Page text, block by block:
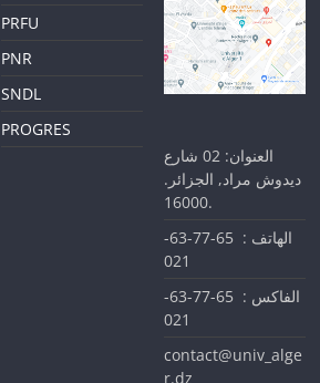
PRFU
PNR
SNDL
PROGRES
العنوان: 02 شارع
ديدوش مراد, الجزائر.
16000.
الهاتف : 65-77-63-
021
الفاكس : 65-77-63-
021
contact@univ_alge
r.dz